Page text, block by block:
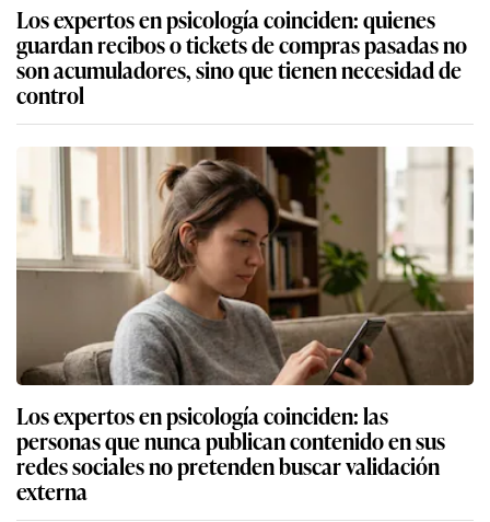
Los expertos en psicología coinciden: quienes
guardan recibos o tickets de compras pasadas no
son acumuladores, sino que tienen necesidad de
control
Los expertos en psicología coinciden: las
personas que nunca publican contenido en sus
redes sociales no pretenden buscar validación
externa